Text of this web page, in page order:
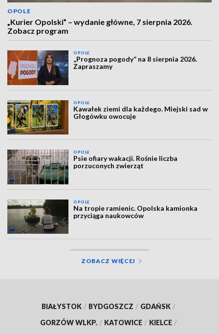
OPOLE
„Kurier Opolski” – wydanie główne, 7 sierpnia 2026.
Zobacz program
OPOLE
„Prognoza pogody” na 8 sierpnia 2026.
Zapraszamy
OPOLE
Kawałek ziemi dla każdego. Miejski sad w
Głogówku owocuje
OPOLE
Psie ofiary wakacji. Rośnie liczba
porzuconych zwierząt
OPOLE
Na tropie ramienic. Opolska kamionka
przyciąga naukowców
ZOBACZ WIĘCEJ
BIAŁYSTOK / BYDGOSZCZ / GDAŃSK /
GORZÓW WLKP. / KATOWICE / KIELCE /